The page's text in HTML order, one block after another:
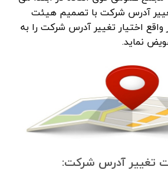
آدرس شرکت با تصمیم هیئت
اختیار تغییر آدرس شرکت را به
نماید.
تغییر آدرس شرکت: